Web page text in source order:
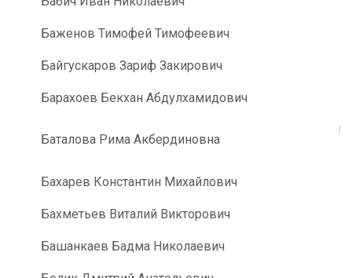
Баженов Тимофей Тимофеевич
Байгускаров Зариф Закирович
Барахоев Бекхан Абдулхамидович
Баталова Рима Акбердиновна
Бахарев Константин Михайлович
Бахметьев Виталий Викторович
Башанкаев Бадма Николаевич